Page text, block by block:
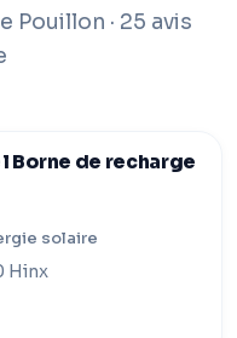
· 25 avis
Borne de recharge
solaire
Hinx